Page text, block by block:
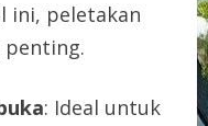
ini, peletakan
penting.
: Ideal untuk